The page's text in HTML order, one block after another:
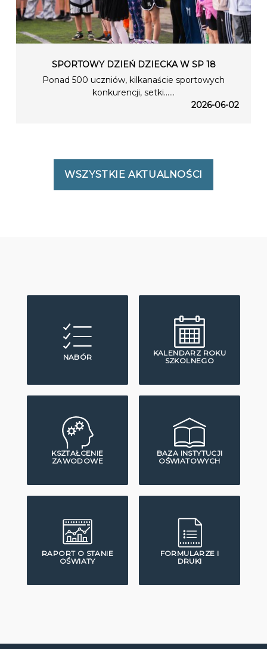
SPORTOWY DZIEŃ DZIECKA W SP 18
Ponad 500 uczniów, kilkanaście sportowych
konkurencji, setki…...
2026-06-02
WSZYSTKIE AKTUALNOŚCI
NABÓR
KALENDARZ ROKU
SZKOLNEGO
KSZTAŁCENIE
ZAWODOWE
BAZA INSTYTUCJI
OŚWIATOWYCH
RAPORT O STANIE
OŚWIATY
FORMULARZE I
DRUKI